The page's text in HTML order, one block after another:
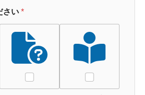
さい *